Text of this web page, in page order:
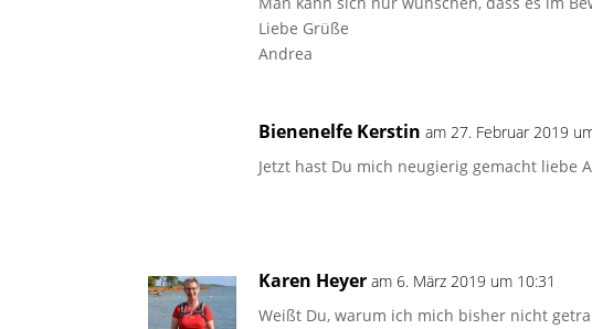
Liebe Grüße
Andrea
Bienenelfe Kerstin am 27. Februar 2019
Jetzt hast Du mich neugierig gemacht liebe
Karen Heyer am 6. März 2019 um 10:31
Weißt Du, warum ich mich bisher nicht